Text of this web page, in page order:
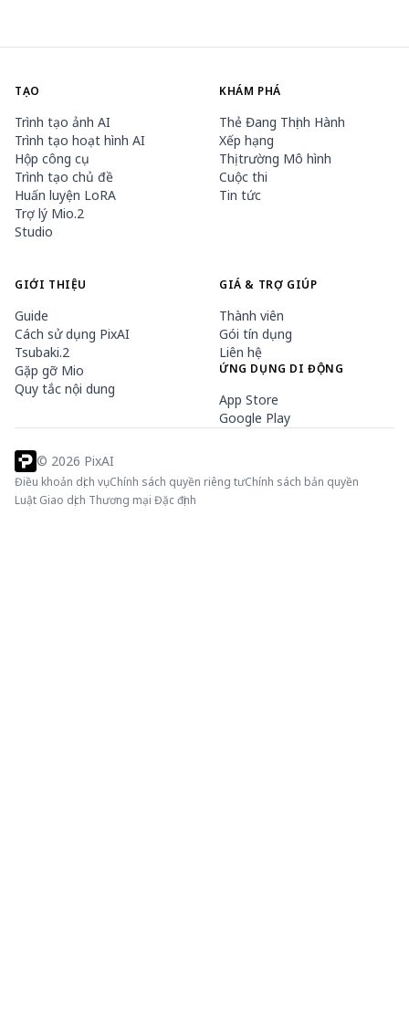
TẠO
Trình tạo ảnh AI
Trình tạo hoạt hình AI
Hộp công cụ
Trình tạo chủ đề
Huấn luyện LoRA
Trợ lý Mio.2
Studio
KHÁM PHÁ
Thẻ Đang Thịnh Hành
Xếp hạng
Thị trường Mô hình
Cuộc thi
Tin tức
GIỚI THIỆU
Guide
Cách sử dụng PixAI
Tsubaki.2
Gặp gỡ Mio
Quy tắc nội dung
GIÁ & TRỢ GIÚP
Thành viên
Gói tín dụng
Liên hệ
ỨNG DỤNG DI ĐỘNG
App Store
Google Play
© 2026 PixAI
Điều khoản dịch vụChính sách quyền riêng tưChính sách bản quyền
Luật Giao dịch Thương mại Đặc định